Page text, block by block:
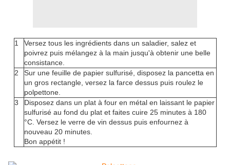
1
Versez tous les ingrédients dans un saladier, salez et
poivrez puis mélangez à la main jusqu'à obtenir une belle
consistance.
2
Sur une feuille de papier sulfurisé, disposez la pancetta en
un gros rectangle, versez la farce dessus puis roulez le
polpettone.
3
Disposez dans un plat à four en métal en laissant le papier
sulfurisé au fond du plat et faites cuire 25 minutes à 180
°C. Versez le verre de vin dessus puis enfournez à
nouveau 20 minutes.
Bon appétit !